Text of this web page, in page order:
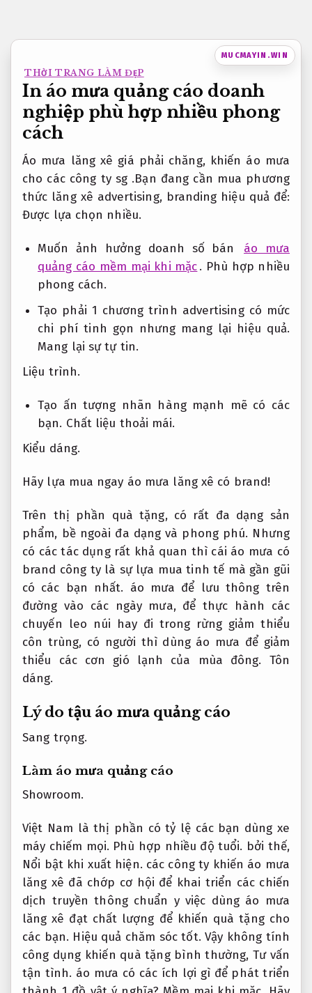
nội
MUCMAYIN.WIN
THỜI TRANG LÀM ĐẸP
In áo mưa quảng cáo doanh
nghiệp phù hợp nhiều phong
cách
Áo mưa lăng xê giá phải chăng, khiến áo mưa
cho các công ty sg .Bạn đang cần mua phương
thức lăng xê advertising, branding hiệu quả để:
Được lựa chọn nhiều.
Muốn ảnh hưởng doanh số bán
áo mưa
quảng cáo mềm mại khi mặc. Phù hợp nhiều
phong cách.
Tạo phải 1 chương trình advertising có mức
chi phí tinh gọn nhưng mang lại hiệu quả.
Mang lại sự tự tin.
Liệu trình.
Tạo ấn tượng nhãn hàng mạnh mẽ có các
bạn. Chất liệu thoải mái.
Kiểu dáng.
Hãy lựa mua ngay áo mưa lăng xê có brand!
Trên thị phần quà tặng, có rất đa dạng sản
phẩm, bề ngoài đa dạng và phong phú. Nhưng
có các tác dụng rất khả quan thì cái áo mưa có
brand công ty là sự lựa mua tinh tế mà gần gũi
có các bạn nhất. áo mưa để lưu thông trên
đường vào các ngày mưa, để thực hành các
chuyến leo núi hay đi trong rừng giảm thiểu
côn trùng, có người thì dùng áo mưa để giảm
thiểu các cơn gió lạnh của mùa đông. Tôn
dáng.
Lý do tậu áo mưa quảng cáo
Sang trọng.
Làm áo mưa quảng cáo
Showroom.
Việt Nam là thị phần có tỷ lệ các bạn dùng xe
máy chiếm mọi. Phù hợp nhiều độ tuổi. bởi thế,
Nổi bật khi xuất hiện. các công ty khiến áo mưa
lăng xê đã chớp cơ hội để khai triển các chiến
dịch truyền thông chuẩn y việc dùng áo mưa
lăng xê đạt chất lượng để khiến quà tặng cho
các bạn. Hiệu quả chăm sóc tốt. Vậy không tính
công dụng khiến quà tặng bình thường, Tư vấn
tận tình. áo mưa có các ích lợi gì để phát triển